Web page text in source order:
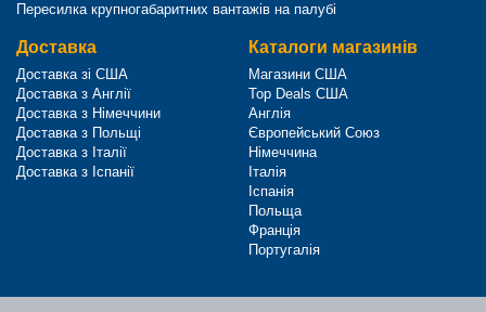
Пересилка крупногабаритних вантажів на палубі
Доставка
Доставка зі США
Доставка з Англії
Доставка з Німеччини
Доставка з Польщі
Доставка з Італії
Доставка з Іспанії
Каталоги магазинів
Магазини США
Top Deals США
Англія
Європейський Союз
Німеччина
Італія
Іспанія
Польща
Франція
Португалія